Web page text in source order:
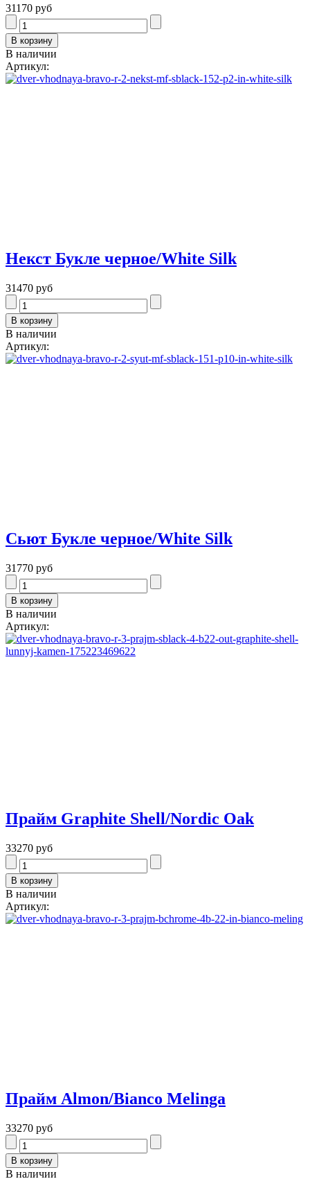
31170 руб
В наличии
Артикул:
Некст Букле черное/White Silk
31470 руб
В наличии
Артикул:
Сьют Букле черное/White Silk
31770 руб
В наличии
Артикул:
Прайм Graphite Shell/Nordic Oak
33270 руб
В наличии
Артикул:
Прайм Almon/Bianco Melinga
33270 руб
В наличии